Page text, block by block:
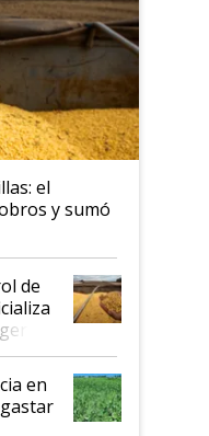
el
y sumó
de
la
en